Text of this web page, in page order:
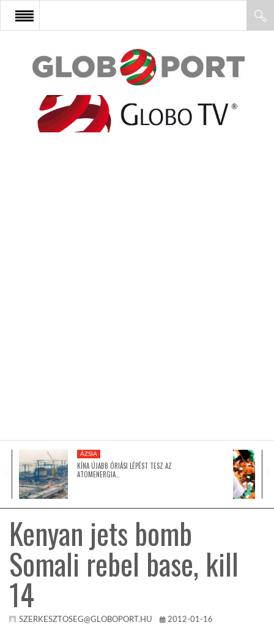
FŐOLDAL
AFRIKA
GLOBOTV BP
HÍR3D
TROPICALMAGAZIN
GLOBOTV
ÁZSIA
KÍNA ÚJABB ÓRIÁSI LÉPÉST TESZ AZ
ATOMENERGIA…
Kenyan jets bomb
Somali rebel base, kill
14
SZERKESZTOSEG@GLOBOPORT.HU 2012-01-16